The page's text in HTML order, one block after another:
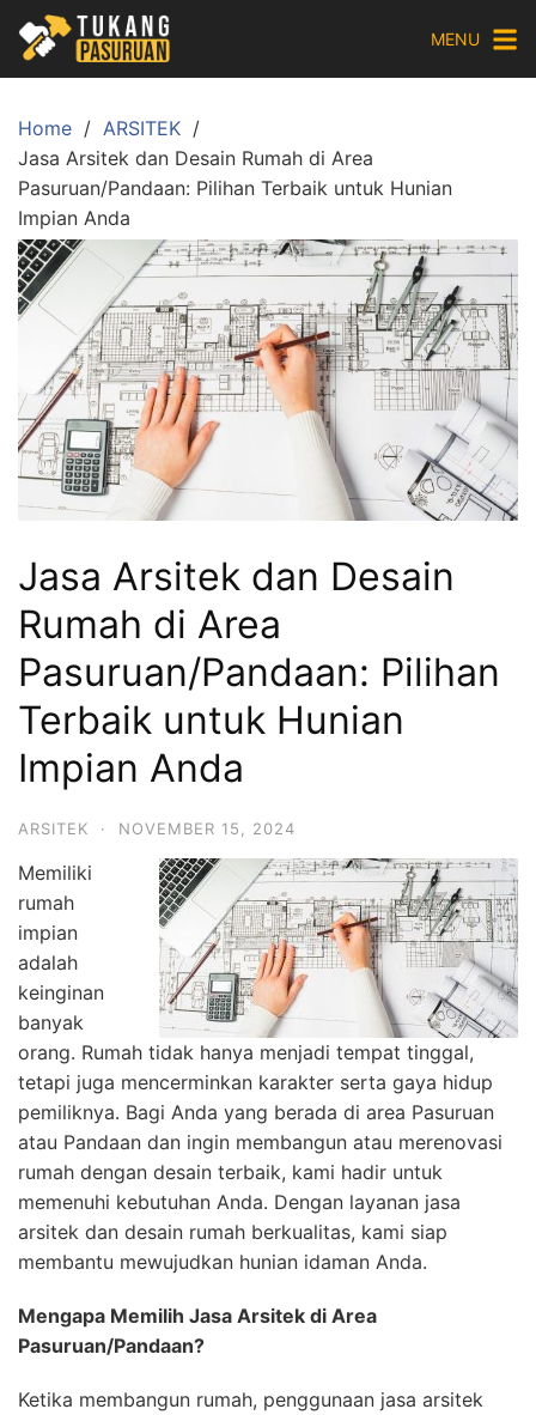
content
MENU
Home
ARSITEK
Jasa Arsitek dan Desain Rumah di Area
Pasuruan/Pandaan: Pilihan Terbaik untuk Hunian
Impian Anda
Jasa Arsitek dan Desain
Rumah di Area
Pasuruan/Pandaan: Pilihan
Terbaik untuk Hunian
Impian Anda
ARSITEK · NOVEMBER 15, 2024
Memiliki
rumah
impian
adalah
keinginan
banyak
orang. Rumah tidak hanya menjadi tempat tinggal,
tetapi juga mencerminkan karakter serta gaya hidup
pemiliknya. Bagi Anda yang berada di area Pasuruan
atau Pandaan dan ingin membangun atau merenovasi
rumah dengan desain terbaik, kami hadir untuk
memenuhi kebutuhan Anda. Dengan layanan jasa
arsitek dan desain rumah berkualitas, kami siap
membantu mewujudkan hunian idaman Anda.
Mengapa Memilih Jasa Arsitek di Area
Pasuruan/Pandaan?
Ketika membangun rumah, penggunaan jasa arsitek